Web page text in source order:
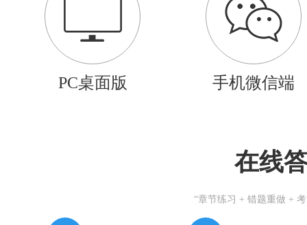
PC桌面版 手机微信端
在线
“章节练习 + 错题重做 +